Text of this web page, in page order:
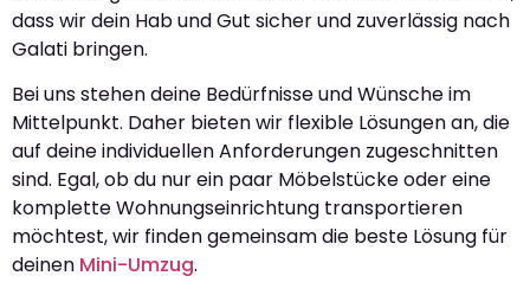
dass wir dein Hab und Gut sicher und zuverlässig nach
Galati bringen.
Bei uns stehen deine Bedürfnisse und Wünsche im
Mittelpunkt. Daher bieten wir flexible Lösungen an, die
auf deine individuellen Anforderungen zugeschnitten
sind. Egal, ob du nur ein paar Möbelstücke oder eine
komplette Wohnungseinrichtung transportieren
möchtest, wir finden gemeinsam die beste Lösung für
deinen Mini-Umzug.